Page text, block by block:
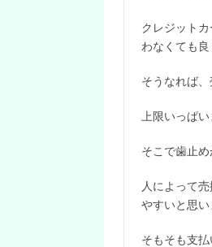
クレジット
わなくても良
そうなれば、
上限いっぱ
そこで歯止
人によって
やすいと思い
そもそも支